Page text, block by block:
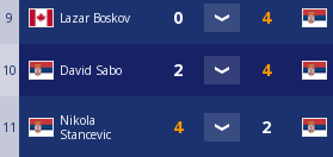
9 Lazar Boskov
10 David Sabo
11
Nikola
Stancevic